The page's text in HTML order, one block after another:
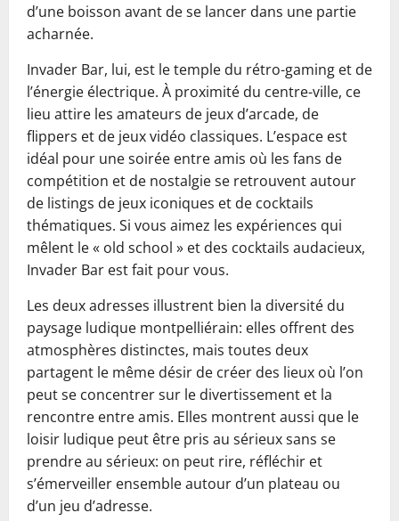
d’une boisson avant de se lancer dans une partie
acharnée.
Invader Bar, lui, est le temple du rétro-gaming et de
l’énergie électrique. À proximité du centre-ville, ce
lieu attire les amateurs de jeux d’arcade, de
flippers et de jeux vidéo classiques. L’espace est
idéal pour une soirée entre amis où les fans de
compétition et de nostalgie se retrouvent autour
de listings de jeux iconiques et de cocktails
thématiques. Si vous aimez les expériences qui
mêlent le « old school » et des cocktails audacieux,
Invader Bar est fait pour vous.
Les deux adresses illustrent bien la diversité du
paysage ludique montpelliérain: elles offrent des
atmosphères distinctes, mais toutes deux
partagent le même désir de créer des lieux où l’on
peut se concentrer sur le divertissement et la
rencontre entre amis. Elles montrent aussi que le
loisir ludique peut être pris au sérieux sans se
prendre au sérieux: on peut rire, réfléchir et
s’émerveiller ensemble autour d’un plateau ou
d’un jeu d’adresse.